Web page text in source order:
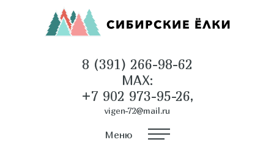
8 (391) 266-98-62
MAX:
+7 902 973-95-26,
vigen-72@mail.ru
Меню